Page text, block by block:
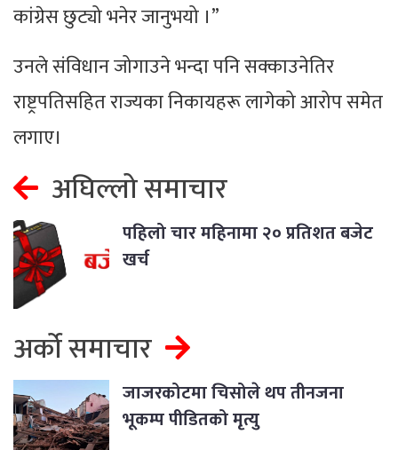
कांग्रेस छुट्यो भनेर जानुभयो ।”
उनले संविधान जोगाउने भन्दा पनि सक्काउनेतिर
राष्ट्रपतिसहित राज्यका निकायहरू लागेको आरोप समेत
लगाए।
अघिल्लो समाचार
पहिलो चार महिनामा २० प्रतिशत बजेट
खर्च
अर्को समाचार
जाजरकोटमा चिसोले थप तीनजना
भूकम्प पीडितको मृत्यु